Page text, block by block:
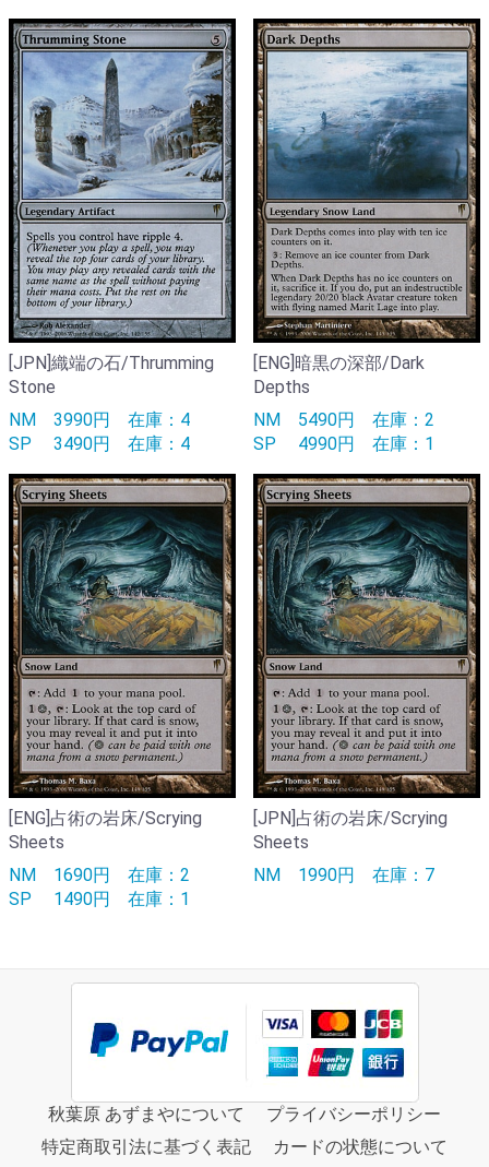
[JPN]織端の石/Thrumming
Stone
NM 3990円 在庫：4
SP
3490円 在庫：4
[ENG]暗黒の深部/Dark
Depths
NM 5490円 在庫：2
SP
4990円 在庫：1
[ENG]占術の岩床/Scrying
Sheets
NM 1690円 在庫：2
SP
1490円 在庫：1
[JPN]占術の岩床/Scrying
Sheets
NM 1990円 在庫：7
秋葉原 あずまやについて
プライバシーポリシー
特定商取引法に基づく表記
カードの状態について